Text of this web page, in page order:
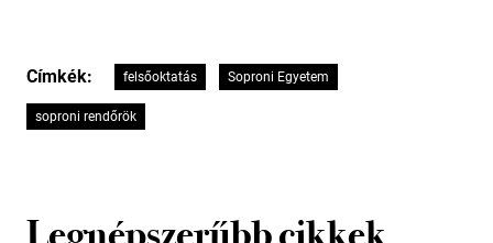
Címkék: felsőoktatás Soproni Egyetem
soproni rendőrök